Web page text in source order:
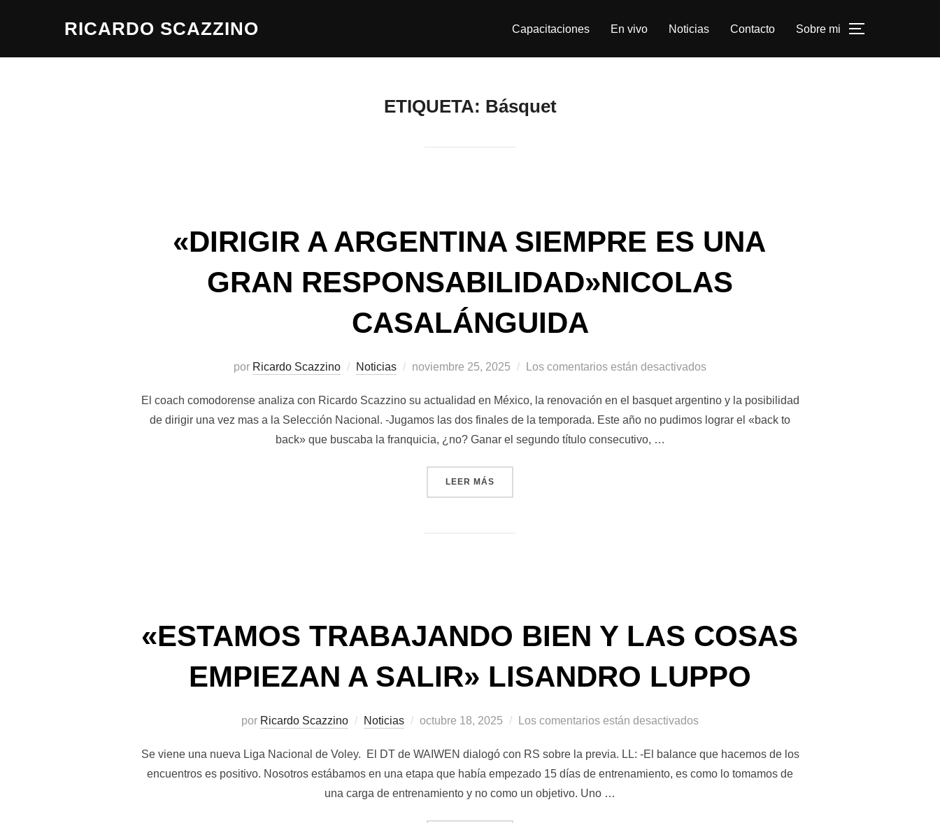
RICARDO SCAZZINO Capacitaciones En vivo Noticias Contacto Sobre mi ALTERNAR
ETIQUETA: Básquet
«DIRIGIR A ARGENTINA SIEMPRE ES UNA
GRAN RESPONSABILIDAD»NICOLAS
CASALÁNGUIDA
por Ricardo Scazzino Noticias
Publicado
noviembre 25, 2025 Los comentarios están desactivados
El coach comodorense analiza con Ricardo Scazzino su actualidad en México, la renovación en el basquet argentino y la posibilidad
de dirigir una vez mas a la Selección Nacional. -Jugamos las dos finales de la temporada. Este año no pudimos lograr el «back to
back» que buscaba la franquicia, ¿no? Ganar el segundo título consecutivo, …
LEER MÁS
«ESTAMOS TRABAJANDO BIEN Y LAS COSAS
EMPIEZAN A SALIR» LISANDRO LUPPO
por Ricardo Scazzino Noticias
Publicado
octubre 18, 2025 Los comentarios están desactivados
Se viene una nueva Liga Nacional de Voley. El DT de WAIWEN dialogó con RS sobre la previa. LL: -El balance que hacemos de los
encuentros es positivo. Nosotros estábamos en una etapa que había empezado 15 días de entrenamiento, es como lo tomamos de
una carga de entrenamiento y no como un objetivo. Uno …